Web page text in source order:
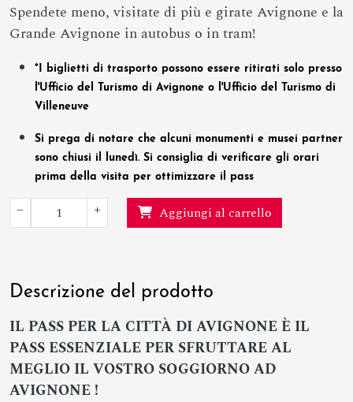
Spendete meno, visitate di più e girate Avignone e la
Grande Avignone in autobus o in tram!
*I biglietti di trasporto possono essere ritirati solo presso
l'Ufficio del Turismo di Avignone o l'Ufficio del Turismo di
Villeneuve
Si prega di notare che alcuni monumenti e musei partner
sono chiusi il lunedì. Si consiglia di verificare gli orari
prima della visita per ottimizzare il pass
− + Aggiungi al carrello
Descrizione del prodotto
IL PASS PER LA CITTÀ DI AVIGNONE È IL
PASS ESSENZIALE PER SFRUTTARE AL
MEGLIO IL VOSTRO SOGGIORNO AD
AVIGNONE !